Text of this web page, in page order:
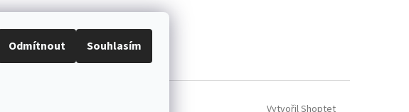
Odmítnout Souhlasím
Vytvořil Shoptet